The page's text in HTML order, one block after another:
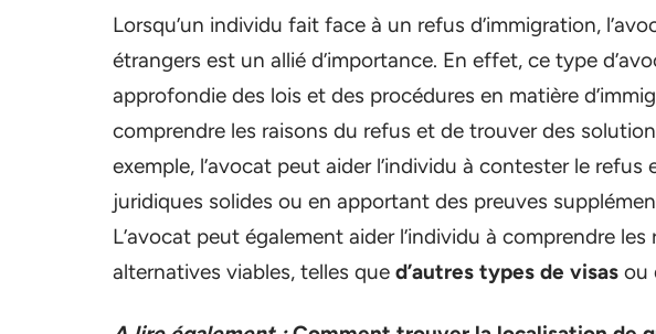
Lorsqu’un individu fait face à un refus d’immigration,
étrangers est un allié d’importance. En effet, ce type
approfondie des lois et des procédures en matière
comprendre les raisons du refus et de trouver des
exemple, l’avocat peut aider l’individu à contester le
juridiques solides ou en apportant des preuves
L’avocat peut également aider l’individu à comprendre
alternatives viables, telles que d’autres types de visas ou